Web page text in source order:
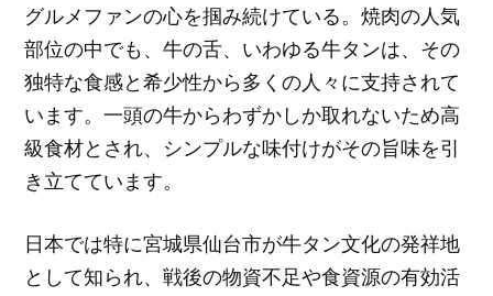
グルメファンの心を掴み続けている。焼肉の人気
部位の中でも、牛の舌、いわゆる牛タンは、その
独特な食感と希少性から多くの人々に支持されて
います。一頭の牛からわずかしか取れないため高
級食材とされ、シンプルな味付けがその旨味を引
き立てています。
日本では特に宮城県仙台市が牛タン文化の発祥地
として知られ、戦後の物資不足や食資源の有効活